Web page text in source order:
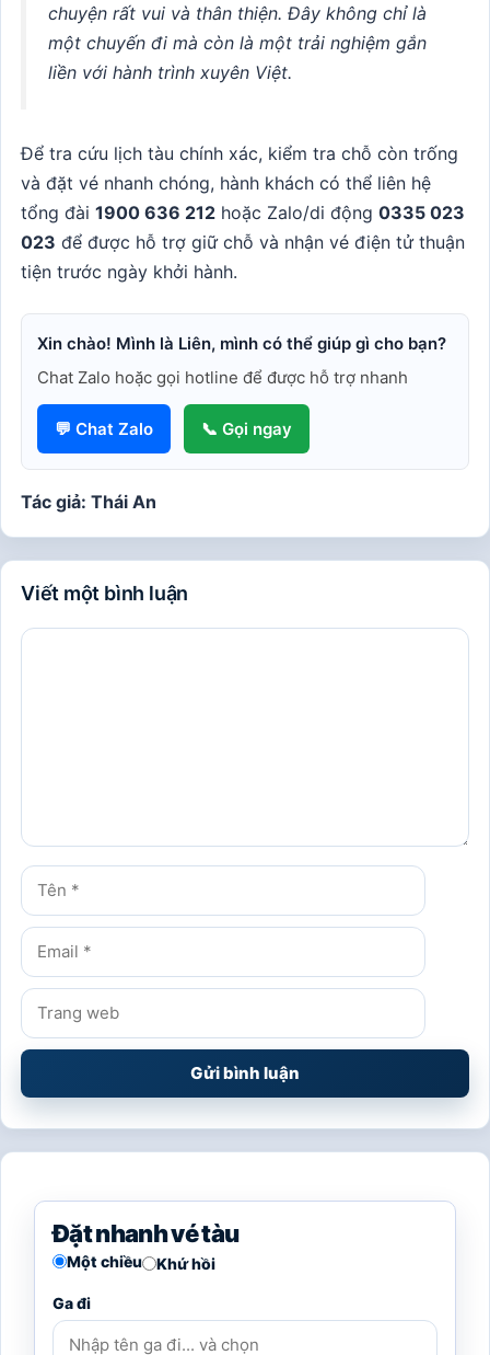
chuyện rất vui và thân thiện. Đây không chỉ là
một chuyến đi mà còn là một trải nghiệm gắn
liền với hành trình xuyên Việt.
Để tra cứu lịch tàu chính xác, kiểm tra chỗ còn trống
và đặt vé nhanh chóng, hành khách có thể liên hệ
tổng đài 1900 636 212 hoặc Zalo/di động 0335 023
023 để được hỗ trợ giữ chỗ và nhận vé điện tử thuận
tiện trước ngày khởi hành.
Xin chào! Mình là Liên, mình có thể giúp gì cho bạn?
Chat Zalo hoặc gọi hotline để được hỗ trợ nhanh
💬 Chat Zalo 📞 Gọi ngay
Tác giả: Thái An
Viết một bình luận
Bình
Tên
Email
Trang
web
Đặt nhanh vé tàu
Một chiều Khứ hồi
Ga đi